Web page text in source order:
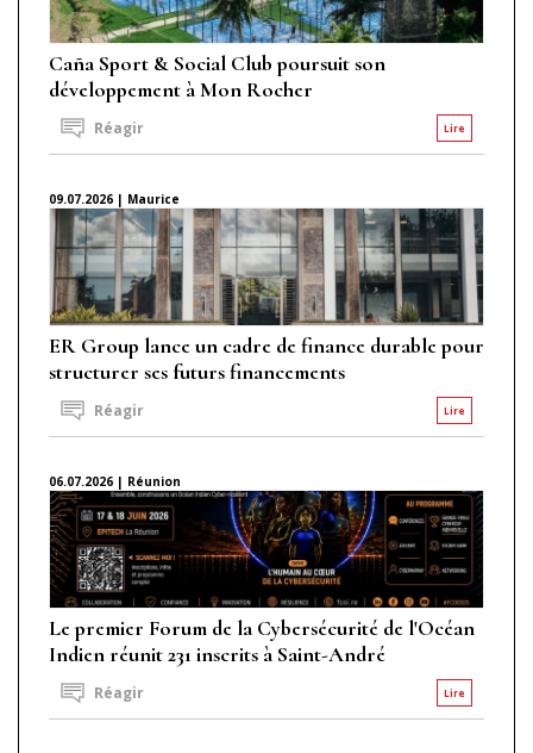
Caña Sport & Social Club poursuit son
développement à Mon Rocher
Lire
Réagir
09.07.2026 | Maurice
ER Group lance un cadre de finance durable pour
structurer ses futurs financements
Lire
Réagir
06.07.2026 | Réunion
Le premier Forum de la Cybersécurité de l'Océan
Indien réunit 231 inscrits à Saint-André
Lire
Réagir